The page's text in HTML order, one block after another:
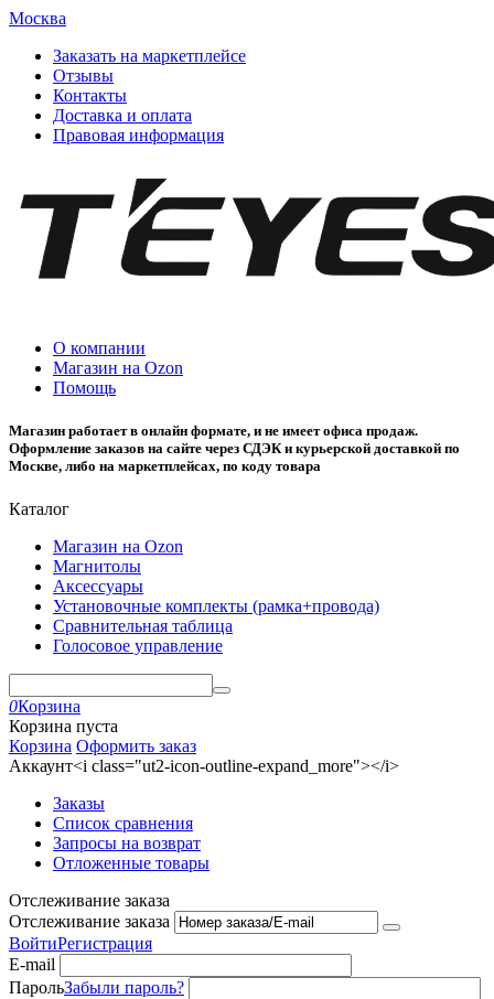
Москва
Заказать на маркетплейсе
Отзывы
Контакты
Доставка и оплата
Правовая информация
О компании
Магазин на Ozon
Помощь
Магазин работает в онлайн формате, и не имеет офиса продаж.
Оформление заказов на сайте через СДЭК и курьерской доставкой по
Москве, либо на маркетплейсах, по коду товара
Каталог
Магазин на Ozon
Магнитолы
Аксессуары
Установочные комплекты (рамка+провода)
Сравнительная таблица
Голосовое управление
0Корзина
Корзина пуста
Корзина Оформить заказ
Аккаунт<i class="ut2-icon-outline-expand_more"></i>
Заказы
Список сравнения
Запросы на возврат
Отложенные товары
Отслеживание заказа
Отслеживание заказа
ВойтиРегистрация
E-mail
ПарольЗабыли пароль?